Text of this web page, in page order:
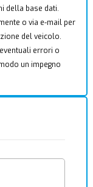
della base dati.
o via e-mail per
del veicolo.
errori o
un impegno